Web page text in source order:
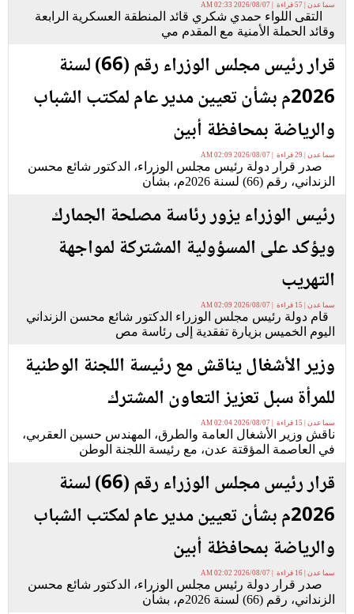
سما عدن | 57 قراءة | 2026/08/07 02:33 AM
التقى اللواء حمدي شكري قائد المنطقة العسكرية الرابعة
وقائد الحملة الأمنية مع المقدم مي
قرار رئيس مجلس الوزراء رقم (66) لسنة
2026م بشأن تعيين مدير عام لمكتب الشباب
والرياضة بمحافظة أبين
سما عدن | 29 قراءة | 2026/08/07 02:09 AM
صدر قرار دولة رئيس مجلس الوزراء، الدكتور شائع محسن
الزنداني، رقم (66) لسنة 2026م، بشأن
رئيس الوزراء يزور رئاسة مصلحة الجمارك
ويؤكد على المسؤولية المشتركة لمواجهة
التهريب
سما عدن | 15 قراءة | 2026/08/07 02:09 AM
قام دولة رئيس مجلس الوزراء الدكتور شائع محسن الزنداني
اليوم الخميس بزيارة تفقدية إلى رئاسة مص
وزير الأشغال يناقش مع رئيسة اللجنة الوطنية
للمرأة سبل تعزيز التعاون المشترك
سما عدن | 15 قراءة | 2026/08/07 02:04 AM
ناقش وزير الأشغال العامة والطرق، المهندس حسين العقربي،
في العاصمة المؤقتة عدن، مع رئيسة اللجنة الوطن
قرار رئيس مجلس الوزراء رقم (66) لسنة
2026م بشأن تعيين مدير عام لمكتب الشباب
والرياضة بمحافظة أبين
سما عدن | 16 قراءة | 2026/08/07 02:02 AM
صدر قرار دولة رئيس مجلس الوزراء، الدكتور شائع محسن
الزنداني، رقم (66) لسنة 2026م، بشأن